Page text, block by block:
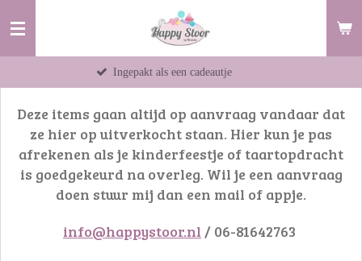
direct
naar
Ingepakt als een cadeautje
Deze items gaan altijd op aanvraag vandaar dat
ze hier op uitverkocht staan. Hier kun je pas
afrekenen als je kinderfeestje of taartopdracht
is goedgekeurd na overleg. Wil je een aanvraag
doen stuur mij dan een mail of appje.
info@happystoor.nl / 06-81642763